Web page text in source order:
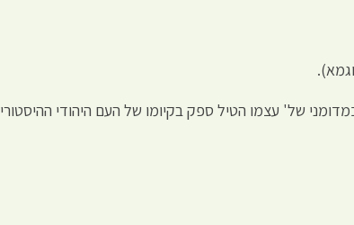
של' עצמו הטיל ספק בקיומו של העם היהודי ההיסטורי